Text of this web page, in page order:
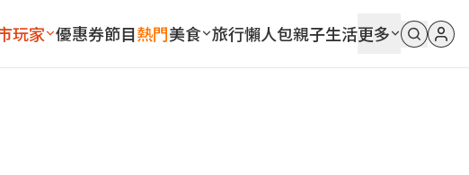
玩家 優惠券節目熱門美食 旅行懶人包親子生活更多